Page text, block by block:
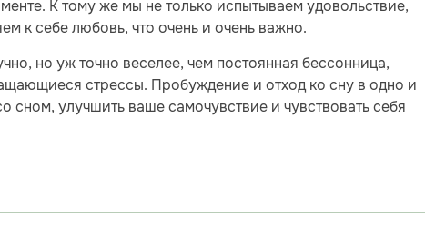
К тому же мы не только испытываем удовольствие,
к себе любовь, что очень и очень важно.
но уж точно веселее, чем постоянная бессонница,
стрессы. Пробуждение и отход ко сну в одно и
сном, улучшить ваше самочувствие и чувствовать себя